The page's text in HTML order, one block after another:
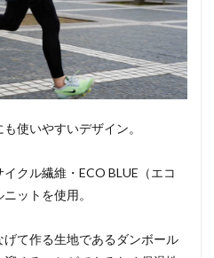
使いやすいデザイン。
クル繊維・ECO BLUE（エコ
ットを使用。
て作る生地であるダンボール